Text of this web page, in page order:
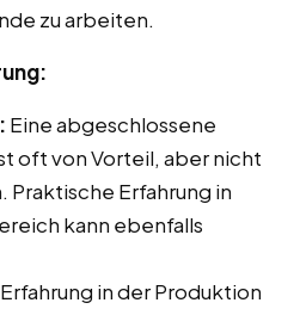
zu arbeiten.
Eine abgeschlossene
oft von Vorteil, aber nicht
Erfahrung in
kann ebenfalls
Erfahrung in der Produktion